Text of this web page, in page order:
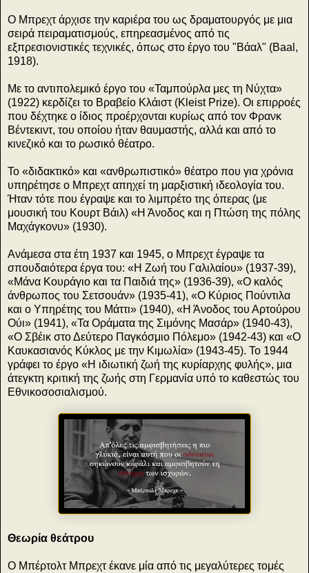
Ο Μπρεχτ άρχισε την καριέρα του ως δραματουργός με μια
σειρά πειραματισμούς, επηρεασμένος από τις
εξπρεσιονιστικές τεχνικές, όπως στο έργο του "Βάαλ" (Baal,
1918).
Με το αντιπολεμικό έργο του «Ταμπούρλα μες τη Νύχτα»
(1922) κερδίζει το Βραβείο Κλάιστ (Kleist Prize). Οι επιρροές
που δέχτηκε ο ίδιος προέρχονται κυρίως από τον Φρανκ
Βέντεκιντ, του οποίου ήταν θαυμαστής, αλλά και από το
κινεζικό και το ρωσικό θέατρο.
Το «διδακτικό» και «ανθρωπιστικό» θέατρο που για χρόνια
υπηρέτησε ο Μπρεχτ απηχεί τη μαρξιστική ιδεολογία του.
Ήταν τότε που έγραψε και το λιμπρέτο της όπερας (με
μουσική του Κουρτ Βάιλ) «Η Άνοδος και η Πτώση της πόλης
Μαχάγκονυ» (1930).
Ανάμεσα στα έτη 1937 και 1945, ο Μπρεχτ έγραψε τα
σπουδαιότερα έργα του: «Η Ζωή του Γαλιλαίου» (1937-39),
«Μάνα Κουράγιο και τα Παιδιά της» (1936-39), «Ο καλός
άνθρωπος του Σετσουάν» (1935-41), «Ο Κύριος Πούντιλα
και ο Υπηρέτης του Μάττι» (1940), «Η Άνοδος του Αρτούρου
Ούι» (1941), «Τα Οράματα της Σιμόνης Μασάρ» (1940-43),
«Ο Σβέικ στο Δεύτερο Παγκόσμιο Πόλεμο» (1942-43) και «Ο
Καυκασιανός Κύκλος με την Κιμωλία» (1943-45). Το 1944
γράφει το έργο «Η ιδιωτική ζωή της κυρίαρχης φυλής», μια
άτεγκτη κριτική της ζωής στη Γερμανία υπό το καθεστώς του
Εθνικοσοσιαλισμού.
Θεωρία θεάτρου
Ο Μπέρτολτ Μπρεχτ έκανε μία από τις μεγαλύτερες τομές